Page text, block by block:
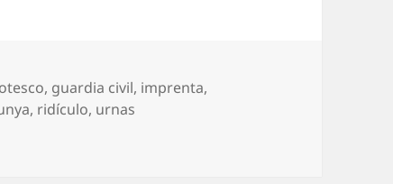
, guardia civil, imprenta,
, ridículo, urnas